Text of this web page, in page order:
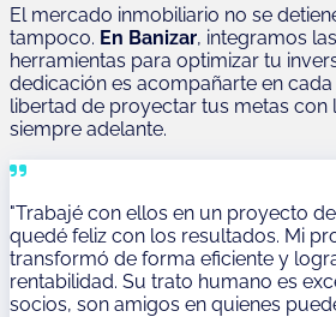
El mercado inmobiliario no se
tampoco. En Banizar, integramos
herramientas para optimizar tu
dedicación es acompañarte en
libertad de proyectar tus metas con
siempre adelante.
"Trabajé con ellos en un proyecto
quedé feliz con los resultados. Mi
transformó de forma eficiente y
rentabilidad. Su trato humano es
socios, son amigos en quienes